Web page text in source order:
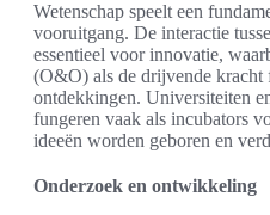
Wetenschap speelt een
vooruitgang. De interactie
essentieel voor innovatie,
(O&O) als de drijvende kracht
ontdekkingen. Universiteiten
fungeren vaak als incubators
ideeën worden geboren en
Onderzoek en ontwikkeling